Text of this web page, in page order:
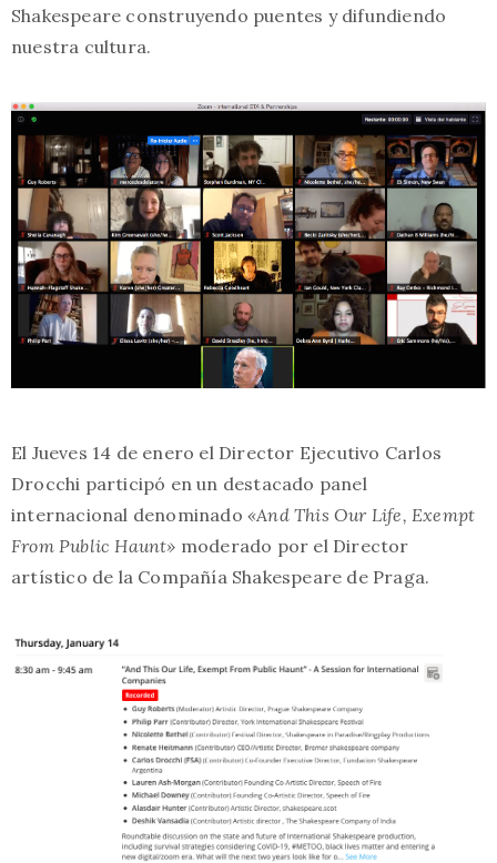
Shakespeare construyendo puentes y difundiendo
nuestra cultura.
El Jueves 14 de enero el Director Ejecutivo Carlos
Drocchi participó en un destacado panel
internacional denominado «And This Our Life, Exempt
From Public Haunt» moderado por el Director
artístico de la Compañía Shakespeare de Praga.